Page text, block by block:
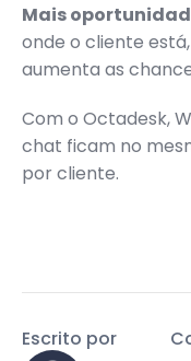
Mais
onde o cliente
aumenta as
Com o Octadesk,
chat ficam no
por cliente.
Escrito por